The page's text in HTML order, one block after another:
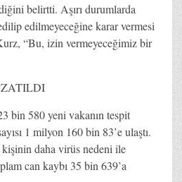
belirtti. Aşırı durumlarda
edilmeyeceğine karar vermesi
“Bu, izin vermeyeceğimiz bir
bin 580 yeni vakanın tespit
1 milyon 160 bin 83’e ulaştı.
daha virüs nedeni ile
can kaybı 35 bin 639’a